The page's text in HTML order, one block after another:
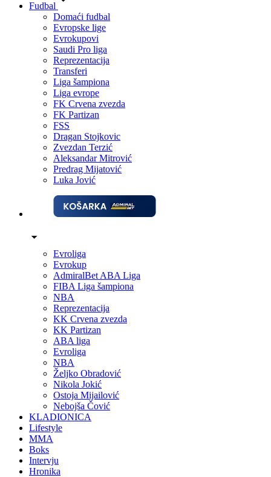
Fudbal
Domaći fudbal
Evropske lige
Evrokupovi
Saudi Pro liga
Reprezentacija
Transferi
Liga šampiona
Liga evrope
FK Crvena zvezda
FK Partizan
FSS
Dragan Stojkovic
Zvezdan Terzić
Aleksandar Mitrović
Predrag Mijatović
Luka Jović
Evroliga
Evrokup
AdmiralBet ABA Liga
FIBA Liga šampiona
NBA
Reprezentacija
KK Crvena zvezda
KK Partizan
ABA liga
Evroliga
NBA
Željko Obradović
Nikola Jokić
Ostoja Mijailović
Nebojša Čović
KLADIONICA
Lifestyle
MMA
Boks
Intervju
Hronika